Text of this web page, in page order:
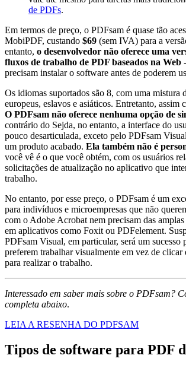
de PDFs.
Em termos de preço, o PDFsam é quase tão
MobiPDF, custando $69 (sem IVA) para a
entanto, o desenvolvedor não oferece uma
fluxos de trabalho de PDF baseados na Web
precisam instalar o software antes de poderem
Os idiomas suportados são 8, com uma mistura
europeus, eslavos e asiáticos. Entretanto, assim
O PDFsam não oferece nenhuma opção de
contrário do Sejda, no entanto, a interface do
pouco desarticulada, exceto pelo PDFsam
um produto acabado. Ela também não é
você vê é o que você obtém, com os usuários
solicitações de atualização no aplicativo que
trabalho.
No entanto, por esse preço, o PDFsam é um
para indivíduos e microempresas que não
com o Adobe Acrobat nem precisam das amplas
em aplicativos como Foxit ou PDFelement.
PDFsam Visual, em particular, será um sucesso
preferem trabalhar visualmente em vez de clicar
para realizar o trabalho.
Interessado em saber mais sobre o PDFsam?
completa abaixo.
LEIA A RESENHA DO PDFSAM
Tipos de software para PDF